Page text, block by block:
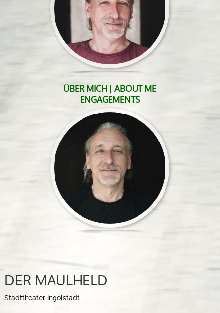
ÜBER MICH | ABOUT ME
ENGAGEMENTS
DER MAULHELD
Stadttheater Ingolstadt